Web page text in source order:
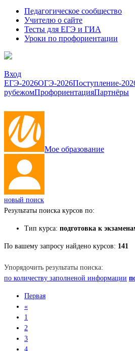
Педагогическое сообщество
Учителю о сайте
Тесты для ЕГЭ и ГИА
Уроки по профориентации
Вход
ЕГЭ-2026ОГЭ-2026Поступление-
рубежомПрофориентацияПартнёры
Мое образование
новый поиск
Результаты поиска курсов по:
Тип курса: подготовка к
По вашему запросу найдено курсов: 141
Упорядочить результаты поиска:
по количеству заполненой информации
Первая
«
1
2
3
4